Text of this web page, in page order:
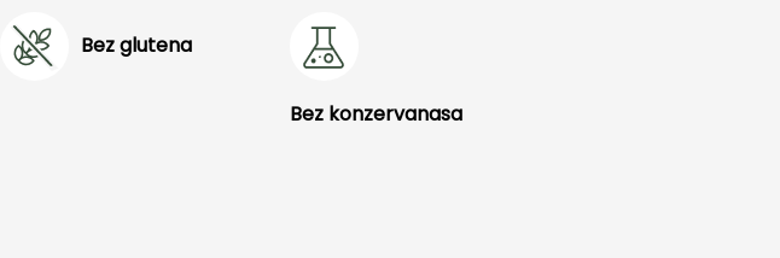
Bez glutena
Bez konzervanasa